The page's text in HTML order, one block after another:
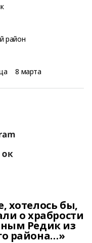
район
8 марта
хотелось бы,
о храбрости
Редик из
района…»